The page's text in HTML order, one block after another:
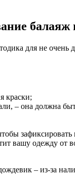
для не
краски;
– она должна
зафиксировать
вашу одежду от
– из-за